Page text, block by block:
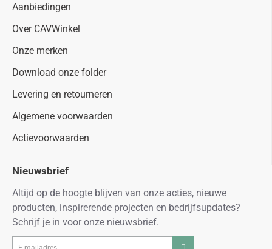
Aanbiedingen
Over CAVWinkel
Onze merken
Download onze folder
Levering en retourneren
Algemene voorwaarden
Actievoorwaarden
Nieuwsbrief
Altijd op de hoogte blijven van onze acties, nieuwe
producten, inspirerende projecten en bedrijfsupdates?
Schrijf je in voor onze nieuwsbrief.